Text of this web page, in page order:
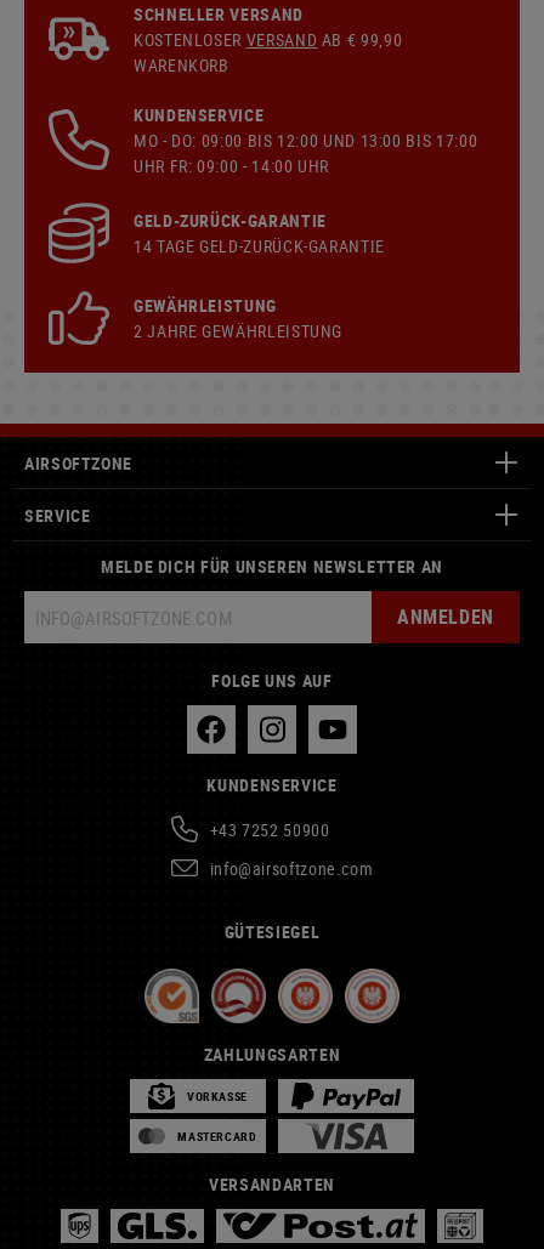
SCHNELLER VERSAND
KOSTENLOSER VERSAND AB € 99,90
WARENKORB
KUNDENSERVICE
MO - DO: 09:00 BIS 12:00 UND 13:00 BIS 17:00
UHR FR: 09:00 - 14:00 UHR
GELD-ZURÜCK-GARANTIE
14 TAGE GELD-ZURÜCK-GARANTIE
GEWÄHRLEISTUNG
2 JAHRE GEWÄHRLEISTUNG
AIRSOFTZONE
SERVICE
MELDE DICH FÜR UNSEREN NEWSLETTER AN
ANMELDEN
FOLGE UNS AUF
KUNDENSERVICE
+43 7252 50900
info@airsoftzone.com
GÜTESIEGEL
ZAHLUNGSARTEN
VORKASSE
MASTERCARD
VERSANDARTEN